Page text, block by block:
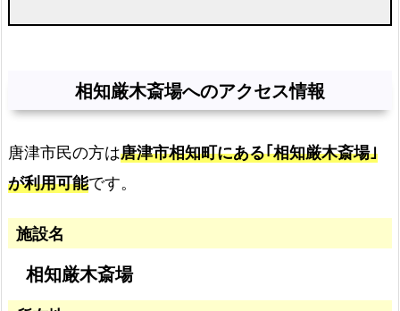
場
流
副
つ
て
相知厳木斎場へのアクセス情報
唐津市民の方は唐津市相知町にある｢相知厳木斎場｣
が利用可能です。
施設名
相知厳木斎場